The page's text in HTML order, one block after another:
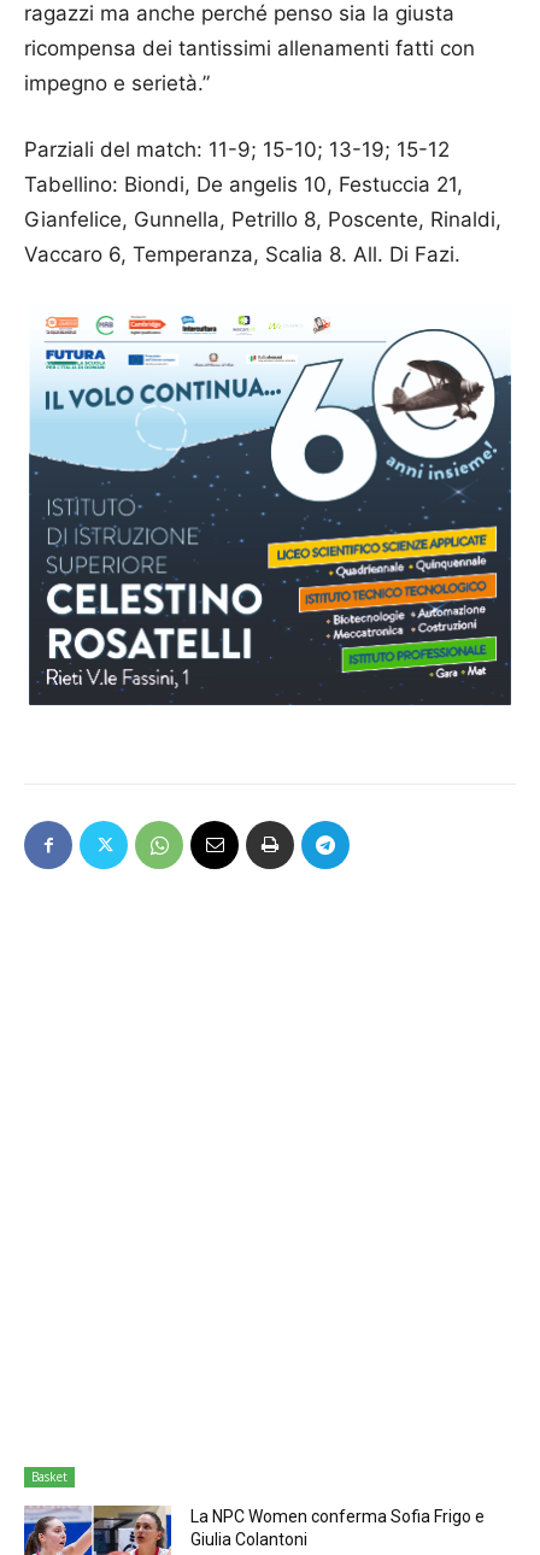
ragazzi ma anche perché penso sia la giusta
ricompensa dei tantissimi allenamenti fatti con
impegno e serietà.”
Parziali del match: 11-9; 15-10; 13-19; 15-12
Tabellino: Biondi, De angelis 10, Festuccia 21,
Gianfelice, Gunnella, Petrillo 8, Poscente, Rinaldi,
Vaccaro 6, Temperanza, Scalia 8. All. Di Fazi.
Basket
La NPC Women conferma Sofia Frigo e
Giulia Colantoni